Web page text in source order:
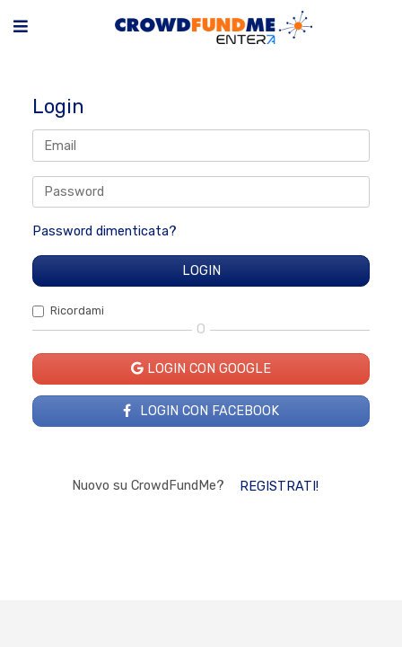
Login
Password dimenticata?
Ricordami
O
LOGIN CON GOOGLE
LOGIN CON FACEBOOK
Nuovo su CrowdFundMe? REGISTRATI!